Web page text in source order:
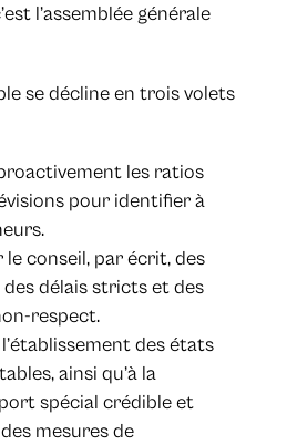
l’assemblée générale
se décline en trois volets
les ratios
pour identifier à
conseil, par écrit, des
délais stricts et des
respect.
des états
ainsi qu’à la
spécial crédible et
mesures de